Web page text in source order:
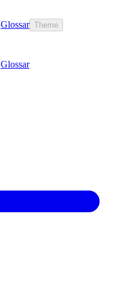
Glossar Theme
Glossar